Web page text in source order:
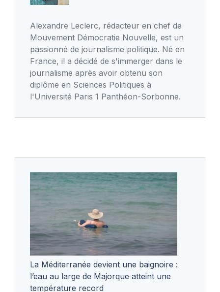
Alexandre Leclerc, rédacteur en chef de
Mouvement Démocratie Nouvelle, est un
passionné de journalisme politique. Né en
France, il a décidé de s'immerger dans le
journalisme après avoir obtenu son
diplôme en Sciences Politiques à
l'Université Paris 1 Panthéon-Sorbonne.
La Méditerranée devient une baignoire :
l’eau au large de Majorque atteint une
température record